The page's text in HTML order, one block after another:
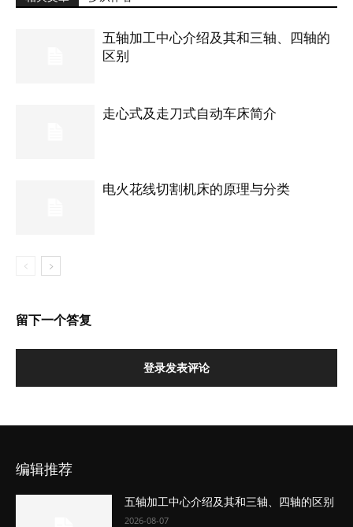
五轴加工中心介绍及其和三轴、四轴的
区别
走心式及走刀式自动车床简介
电火花线切割机床的原理与分类
留下一个答复
登录发表评论
编辑推荐
五轴加工中心介绍及其和三轴、四轴的区别
2026-08-07